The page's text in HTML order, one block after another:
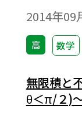
2014年09
高 数学
無限積と
θ＜π/２)